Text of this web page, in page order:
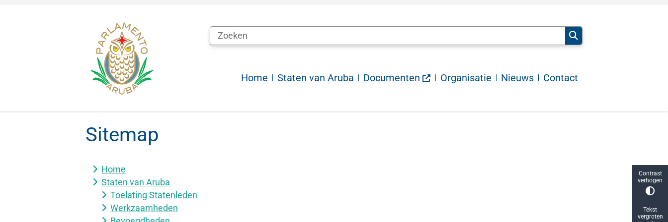
Contrast
verhogen
Tekst
vergroten
Home Staten van Aruba Documenten Organisatie Nieuws Contact
Sitemap
Home
Staten van Aruba
Toelating Statenleden
Werkzaamheden